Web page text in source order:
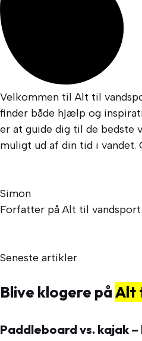
Velkommen til Alt til
finder både hjælp og
er at guide dig til de bedste
muligt ud af din tid i vandet.
Simon
Forfatter på Alt til vandsport
Seneste artikler
Blive klogere påAlt
Paddleboard vs. kajak